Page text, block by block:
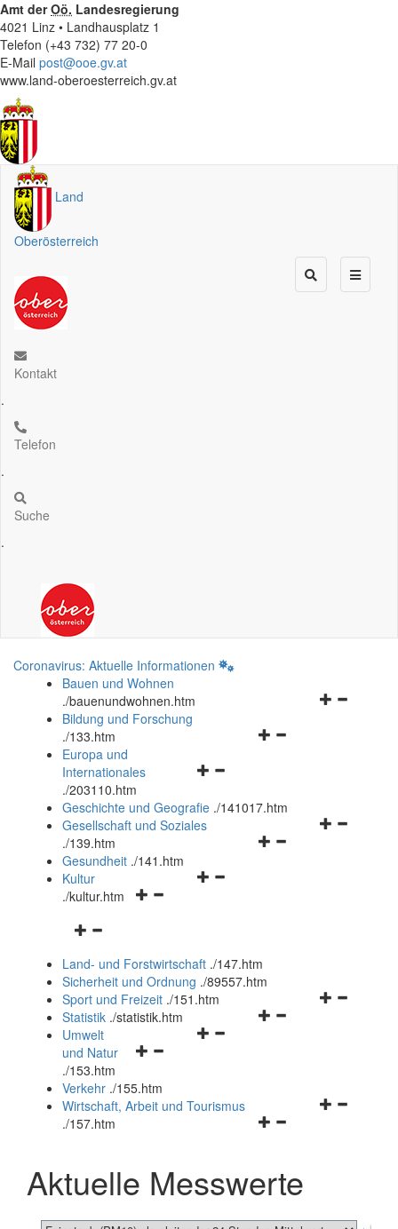
Amt derOö. Landesregierung
4021 Linz • Landhausplatz 1
Telefon (+43 732) 77 20-0
E-Mail post@ooe.gv.at
www.land-oberoesterreich.gv.at
Land
Oberösterreich
Kontakt
.
Telefon
.
Suche
.
Coronavirus: Aktuelle Informationen
Bauen und Wohnen
./bauenundwohnen.htm
Navigationsmenü
Bildung und Forschung
./133.htm
Navigationsmenü
und
schließen
Europa und
Internationales
./203110.htm
Geschichte und Geografie ./141017.htm
Navigationsmenü
Gesellschaft und Soziales
./139.htm
Navigationsmenü
Gesundheit ./141.htm
Navigationsmenü
Kultur
./kultur.htm
Navigationsmenü
und
schließen
Land- und Forstwirtschaft ./147.htm
Sicherheit und Ordnung ./89557.htm
Navigationsmenü
Sport und Freizeit ./151.htm
Navigationsmenü
Statistik ./statistik.htm
Navigationsmenü
und
schließen
Umwelt
und Natur
./153.htm
Verkehr ./155.htm
Navigationsmenü
schließen
Wirtschaft, Arbeit und Tourismus
./157.htm
Aktuelle Messwerte